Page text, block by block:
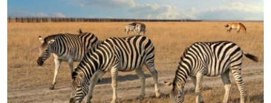
ВІДЕОУРОКИ «ELIFBE»
СВІДЧЕННЯ ОКУПАЦІЇ
УКРАЇНСЬКА ПРОБЛЕМА КРИМУ
ІНФОГРАФІКА
ЯК ОБІЙТИ БЛОКУВАННЯ
Русский
Qırımtatar
ДОЛУЧАЙСЯ!